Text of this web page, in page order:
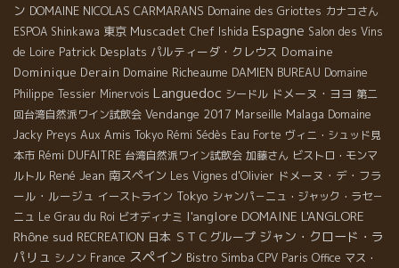
ン DOMAINE NICOLAS CARMARANS Domaine des Griottes カナコさん
ESPOA Shinkawa 東京 Muscadet Chef Ishida Espagne Salon des Vins
de Loire Patrick Desplats パルティーダ・クレウス Domaine
Dominique Derain Domaine Richeaume DAMIEN BUREAU Domaine
Philippe Tessier Minervois Languedoc シードル ドメーヌ・ヨヨ 第二
回台湾自然派ワイン試飲会 Vendange 2017 Marseille Malaga Domaine
Jacky Preys Aux Amis Tokyo Rémi Sédès Eau Forte ヴィニ・シュッド見
本市 Rémi DUFAITRE 台湾自然派ワイン試飲会 加藤さん ビストロ・モンマ
ルトル René Jean 南スペイン Les Vignes d'Olivier ドメーヌ・デ・フラ
ール・ルージュ イーストライン Tokyo シャンパ－ニュ・ジャック・ラセ－
ニュ Le Grau du Roi ビオディナミ l'anglore DOMAINE L'ANGLORE
Rhône sud RECREATION 日本 ＳＴＣグループ ジャン・クロード・ラ
パリュ シノン France スペイン Bistro Simba CPV Paris Office マス・